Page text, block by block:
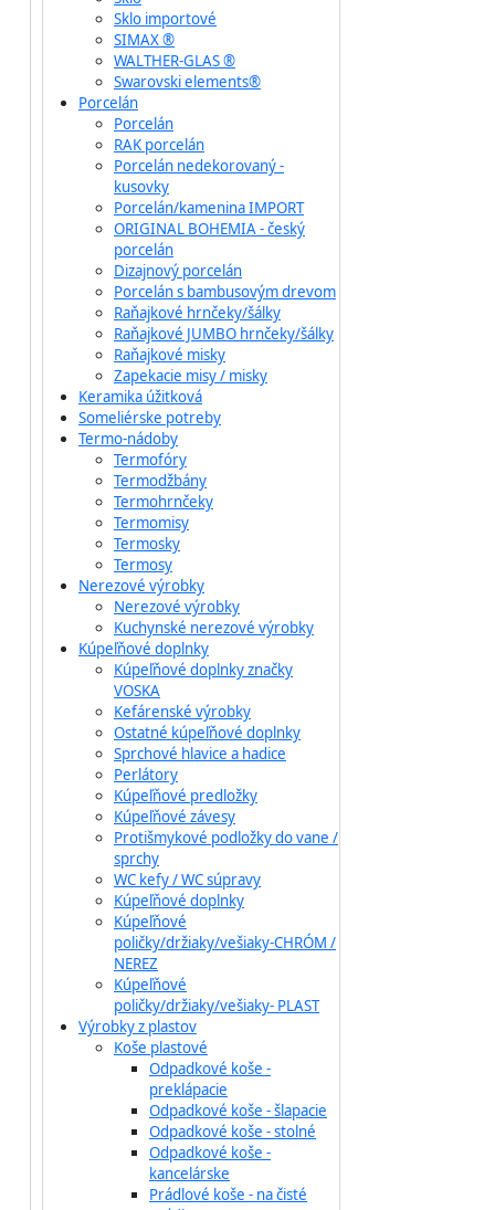
Sklo importové
SIMAX ®
WALTHER-GLAS ®
Swarovski elements®
Porcelán
Porcelán
RAK porcelán
Porcelán nedekorovaný -
kusovky
Porcelán/kamenina IMPORT
ORIGINAL BOHEMIA - český
porcelán
Dizajnový porcelán
Porcelán s bambusovým drevom
Raňajkové hrnčeky/šálky
Raňajkové JUMBO hrnčeky/šálky
Raňajkové misky
Zapekacie misy / misky
Keramika úžitková
Someliérske potreby
Termo-nádoby
Termofóry
Termodžbány
Termohrnčeky
Termomisy
Termosky
Termosy
Nerezové výrobky
Nerezové výrobky
Kuchynské nerezové výrobky
Kúpeľňové doplnky
Kúpeľňové doplnky značky
VOSKA
Kefárenské výrobky
Ostatné kúpeľňové doplnky
Sprchové hlavice a hadice
Perlátory
Kúpeľňové predložky
Kúpeľňové závesy
Protišmykové podložky do vane /
sprchy
WC kefy / WC súpravy
Kúpeľňové doplnky
Kúpeľňové
poličky/držiaky/vešiaky-CHRÓM /
NEREZ
Kúpeľňové
poličky/držiaky/vešiaky- PLAST
Výrobky z plastov
Koše plastové
Odpadkové koše -
preklápacie
Odpadkové koše - šlapacie
Odpadkové koše - stolné
Odpadkové koše -
kancelárske
Prádlové koše - na čisté